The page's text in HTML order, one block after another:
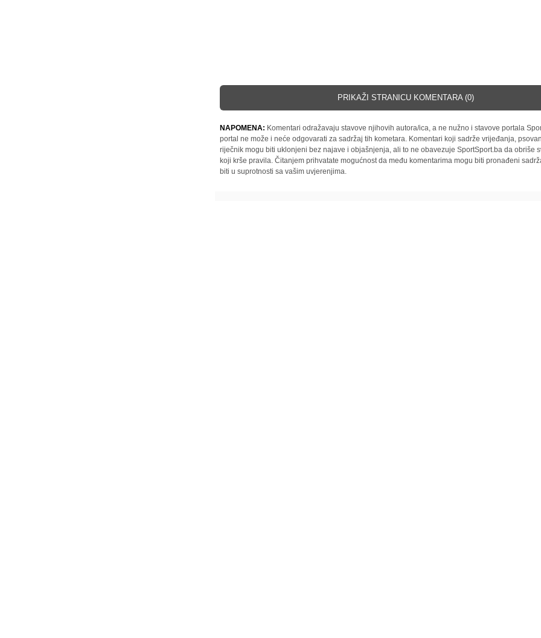
PRIKAŽI STRANICU KOMENTARA (0)
NAPOMENA: Komentari odražavaju stavove njihovih autora/ica, a ne nužno i stavove portala
portal ne može i neće odgovarati za sadržaj tih kometara. Komentari koji sadrže vrijeđanja,
riječnik mogu biti uklonjeni bez najave i objašnjenja, ali to ne obavezuje SportSport.ba da obriše
koji krše pravila. Čitanjem prihvatate mogućnost da među komentarima mogu biti pronađeni
biti u suprotnosti sa vašim uvjerenjima.